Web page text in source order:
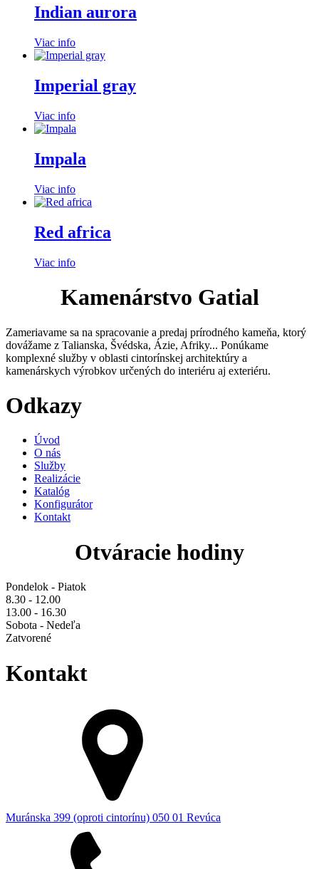
Indian aurora
Viac info
Imperial gray
Viac info
Impala
Viac info
Red africa
Viac info
Kamenárstvo Gatial
Zameriavame sa na spracovanie a predaj prírodného kameňa, ktorý
dovážame z Talianska, Švédska, Ázie, Afriky... Ponúkame
komplexné služby v oblasti cintorínskej architektúry a
kamenárskych výrobkov určených do interiéru aj exteriéru.
Odkazy
Úvod
O nás
Služby
Realizácie
Katalóg
Konfigurátor
Kontakt
Otváracie hodiny
Pondelok - Piatok
8.30 - 12.00
13.00 - 16.30
Sobota - Nedeľa
Zatvorené
Kontakt
Muránska 399 (oproti cintorínu) 050 01 Revúca